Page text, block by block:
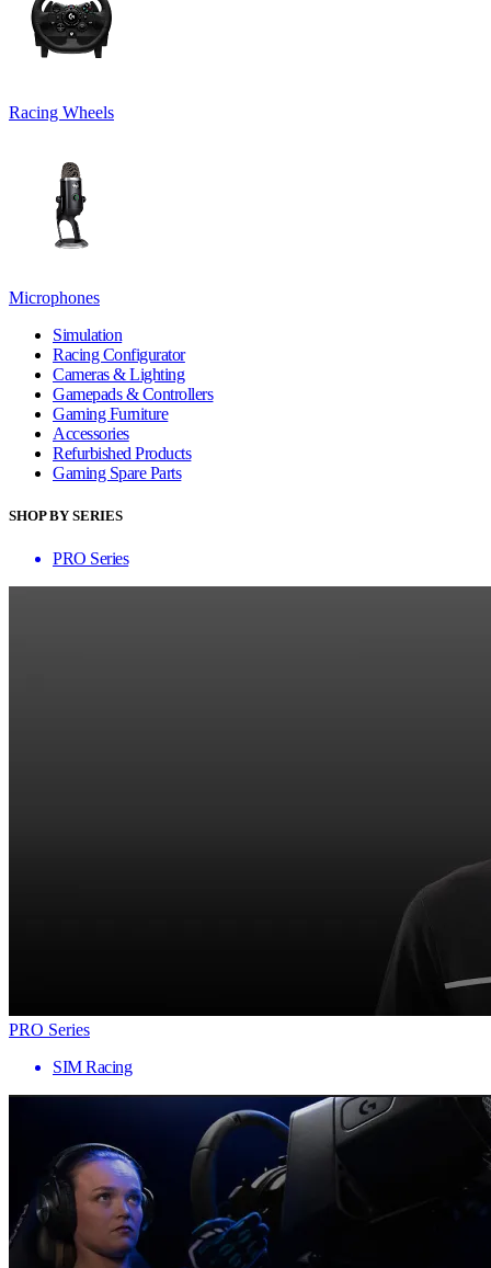
Racing Wheels
Microphones
Simulation
Racing Configurator
Cameras & Lighting
Gamepads & Controllers
Gaming Furniture
Accessories
Refurbished Products
Gaming Spare Parts
SHOP BY SERIES
PRO Series
PRO Series
SIM Racing